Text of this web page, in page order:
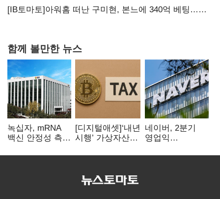
상폐 압박
[IB토마토]아워홈 떠난 구미현, 본느에 340억 베팅…
함께 볼만한 뉴스
녹십자, mRNA
백신 안정성 측정
[디지털애셋]‘내년
시행’ 가상자산
문턱 넘을까
네이버, 2분기
영업익
전년비 0.2%